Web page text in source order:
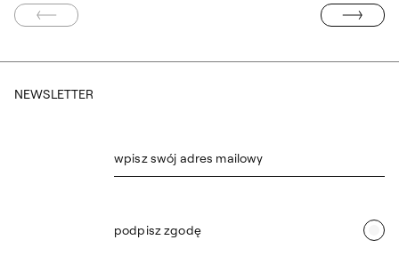
STRONA NASTĘPNA
NEWSLETTER
wpisz swój adres mailowy
podpisz zgodę